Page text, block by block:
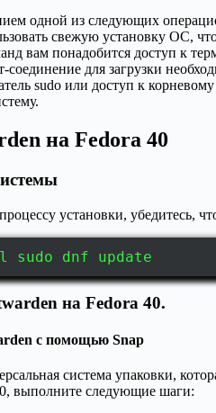
одной из следующих
свежую установку ОС,
вам понадобится доступ к
соединение для загрузки
sudo или доступ к
на Fedora 40
установки, убедитесь,
sudo dnf update
на Fedora 40.
с помощью Snap
система упаковки,
выполните следующие шаги: